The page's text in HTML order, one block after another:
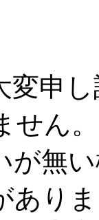
変申
ん。
が無
あり